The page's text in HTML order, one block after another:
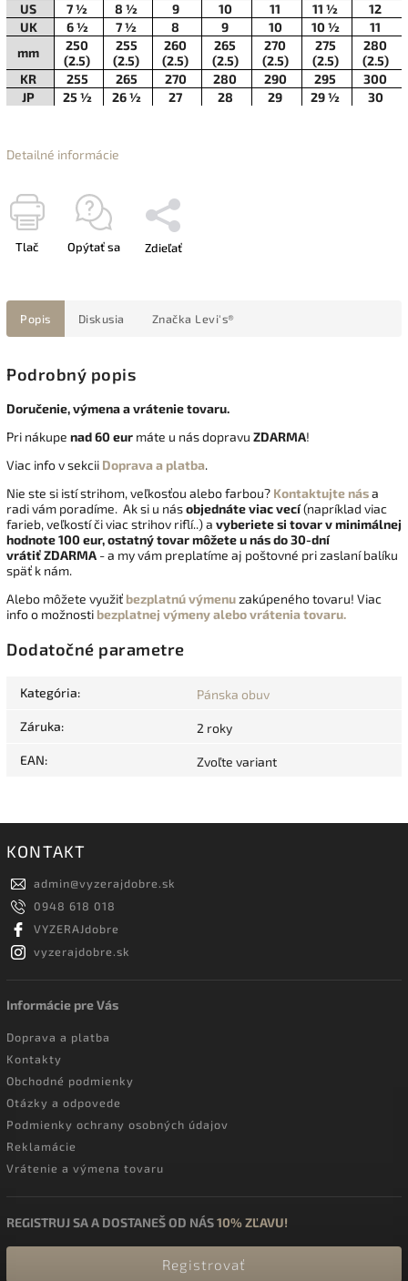
US
7 ½ 8 ½ 9 10 11 11 ½
12
UK
6 ½ 7 ½ 8 9 10 10 ½
11
mm
250
(2.5)
255
(2.5)
260
(2.5)
265
(2.5)
270
(2.5)
275
(2.5)
280
(2.5)
KR
255 265 270 280 290 295
300
JP
25 ½ 26 ½ 27 28 29 29 ½ 30
Detailné informácie
Tlač Opýtať sa Zdieľať
Popis Diskusia Značka Levi's®
Podrobný popis
Doručenie, výmena a vrátenie tovaru.
Pri nákupe nad 60 eur máte u nás dopravu ZDARMA!
Viac info v sekcii Doprava a platba.
Nie ste si istí strihom, veľkosťou alebo farbou? Kontaktujte nása
radi vám poradíme. Ak si u násobjednáte viac vecí(napríklad viac
farieb, veľkostí či viac strihov riflí..) a vyberiete si tovar v minimálnej
hodnote 100 eur, ostatný tovar môžete u nás do 30-dní
vrátiťZDARMA - a my vám preplatíme aj poštovné pri zaslaní balíku
späť k nám.
Alebo môžete využiť bezplatnú výmenuzakúpeného tovaru! Viac
info o možnosti bezplatnej výmeny alebo vrátenia tovaru.
Dodatočné parametre
Kategória: Pánska obuv
Záruka: 2 roky
EAN: Zvoľte variant
KONTAKT
admin@vyzerajdobre.sk
0948 618 018
VYZERAJdobre
vyzerajdobre.sk
Informácie pre Vás
Doprava a platba
Kontakty
Obchodné podmienky
Otázky a odpovede
Podmienky ochrany osobných údajov
Reklamácie
Vrátenie a výmena tovaru
REGISTRUJ SA A DOSTANEŠ OD NÁS10% ZĽAVU!
Registrovať